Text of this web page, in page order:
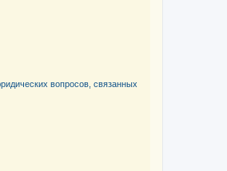
вопросов, связанных